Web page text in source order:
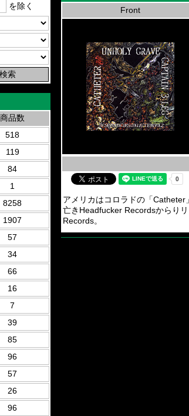
を除く
商品数
518
119
84
1
8258
1907
57
34
66
16
7
39
85
96
57
26
96
Front
アメリカはコロラドの「
亡きHeadfucker Recordsからり
Records。